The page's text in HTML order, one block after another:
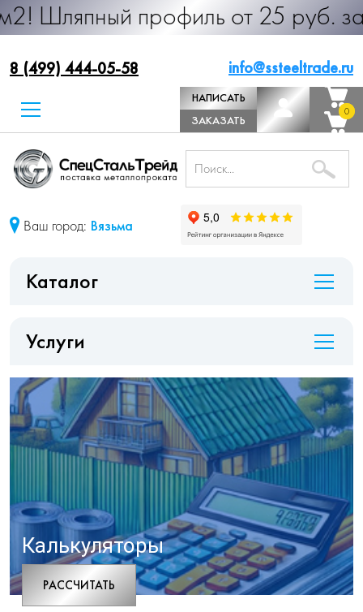
профиль от 25 руб. за м.п.
8 (499) 444-05-58 info@ssteeltrade.ru
НАПИСАТЬ
ДИРЕКТОРУ
ЗАКАЗАТЬ
ЗВОНОК
0
0
Ваш город: Вязьма
Каталог
Услуги
Калькуляторы
РАCСЧИТАТЬ